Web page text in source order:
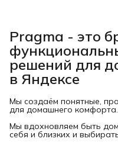
Pragma - это
решений для
в Яндексе
Мы создаём понятные,
для домашнего комфорта.
Мы вдохновляем быть
себя и близких и